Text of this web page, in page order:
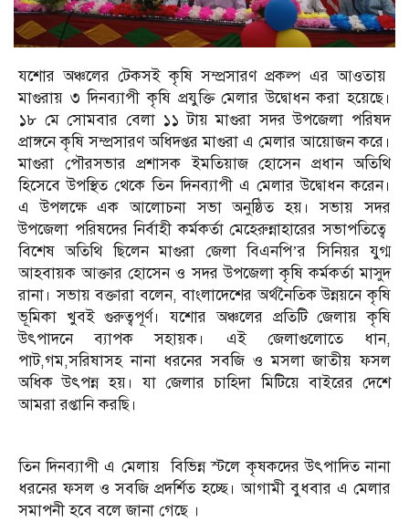
যশোর অঞ্চলের টেকসই কৃষি সম্প্রসারণ প্রকল্প এর আওতায়
মাগুরায় ৩ দিনব্যাপী কৃষি প্রযুক্তি মেলার উদ্বোধন করা হয়েছে।
১৮ মে সোমবার বেলা ১১ টায় মাগুরা সদর উপজেলা পরিষদ
প্রাঙ্গনে কৃষি সম্প্রসারণ অধিদপ্তর মাগুরা এ মেলার আয়োজন করে।
মাগুরা পৌরসভার প্রশাসক ইমতিয়াজ হোসেন প্রধান অতিথি
হিসেবে উপস্থিত থেকে তিন দিনব্যাপী এ মেলার উদ্বোধন করেন।
এ উপলক্ষে এক আলোচনা সভা অনুষ্ঠিত হয়। সভায় সদর
উপজেলা পরিষদের নির্বাহী কর্মকর্তা মেহেরুন্নাহারের সভাপতিত্বে
বিশেষ অতিথি ছিলেন মাগুরা জেলা বিএনপি’র সিনিয়র যুগ্ম
আহবায়ক আক্তার হোসেন ও সদর উপজেলা কৃষি কর্মকর্তা মাসুদ
রানা। সভায় বক্তারা বলেন, বাংলাদেশের অর্থনৈতিক উন্নয়নে কৃষি
ভূমিকা খুবই গুরুত্বপূর্ণ। যশোর অঞ্চলের প্রতিটি জেলায় কৃষি
উৎপাদনে ব্যাপক সহায়ক। এই জেলাগুলোতে ধান,
পাট,গম,সরিষাসহ নানা ধরনের সবজি ও মসলা জাতীয় ফসল
অধিক উৎপন্ন হয়। যা জেলার চাহিদা মিটিয়ে বাইরের দেশে
আমরা রপ্তানি করছি।
তিন দিনব্যাপী এ মেলায় বিভিন্ন স্টলে কৃষকদের উৎপাদিত নানা
ধরনের ফসল ও সবজি প্রদর্শিত হচ্ছে। আগামী বুধবার এ মেলার
সমাপনী হবে বলে জানা গেছে ।